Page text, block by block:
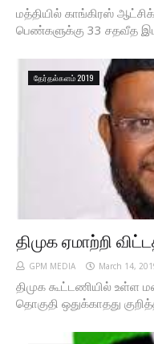
மத்தியில் காங்கிரஸ்
பெண்களுக்கு 33 சதவீத
தேர்தல்களம் 2019
திமுக ஏமாற்றி
GPM MEDIA March 14,
திமுக கூட்டணியில் உள்ள
தொகுதி ஒதுக்காதது